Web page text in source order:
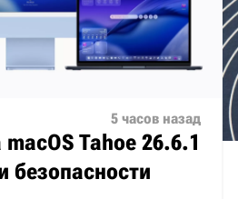
5 часов назад
Tahoe 26.6.1
безопасности